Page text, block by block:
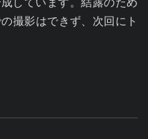
撮影はできず、次回にト